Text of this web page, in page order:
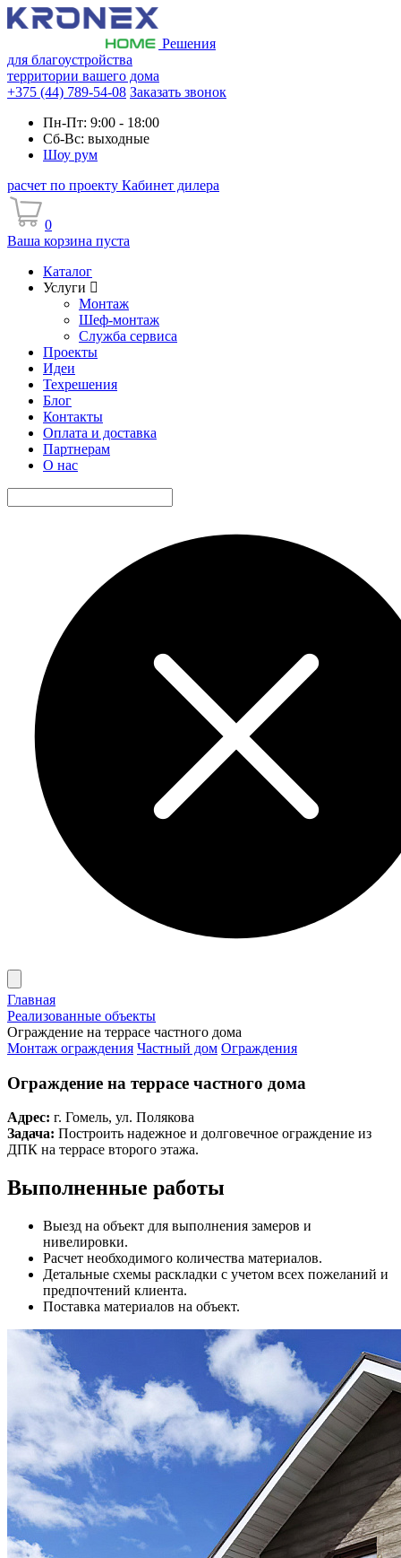
Решения
для благоустройства
территории вашего дома
+375 (44) 789-54-08 Заказать звонок
Пн-Пт: 9:00 - 18:00
Сб-Вс: выходные
Шоу рум
расчет по проекту Кабинет дилера
0
Ваша корзина пуста
Каталог
Услуги
Монтаж
Шеф-монтаж
Служба сервиса
Проекты
Идеи
Техрешения
Блог
Контакты
Оплата и доставка
Партнерам
О нас
Главная
Реализованные объекты
Ограждение на террасе частного дома
Монтаж ограждения Частный дом Ограждения
Ограждение на террасе частного дома
Адрес: г. Гомель, ул. Полякова
Задача: Построить надежное и долговечное ограждение из
ДПК на террасе второго этажа.
Выполненные работы
Выезд на объект для выполнения замеров и
нивелировки.
Расчет необходимого количества материалов.
Детальные схемы раскладки с учетом всех пожеланий и
предпочтений клиента.
Поставка материалов на объект.